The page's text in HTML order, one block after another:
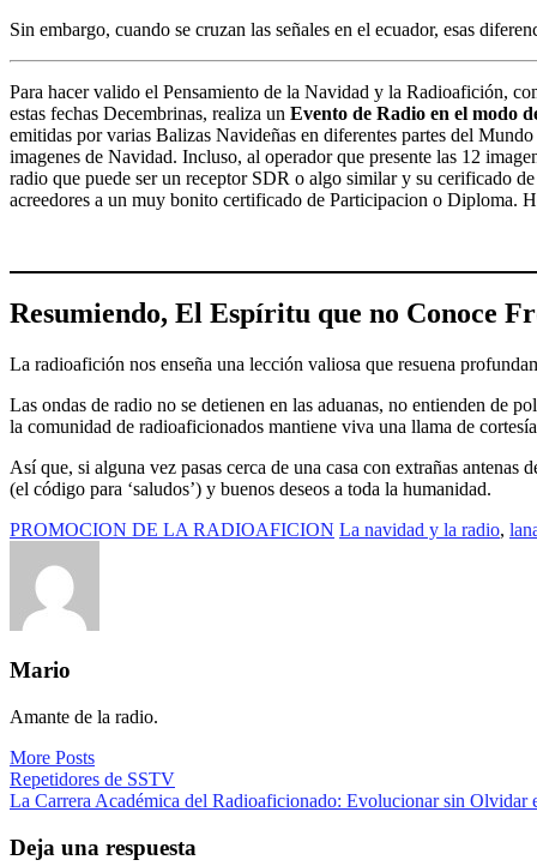
Sin embargo, cuando se cruzan las señales en el ecuador, esas
Para hacer valido el Pensamiento de la Navidad y la Radioafición,
estas fechas Decembrinas, realiza un Evento de Radio en el modo
emitidas por varias Balizas Navideñas en diferentes partes del
imagenes de Navidad. Incluso, al operador que presente las 12
radio que puede ser un receptor SDR o algo similar y su cerificado
acreedores a un muy bonito certificado de Participacion o Diploma.
Resumiendo, El Espíritu que no Conoce
La radioafición nos enseña una lección valiosa que resuena
Las ondas de radio no se detienen en las aduanas, no entienden de
la comunidad de radioaficionados mantiene viva una llama de
Así que, si alguna vez pasas cerca de una casa con extrañas
(el código para ‘saludos’) y buenos deseos a toda la humanidad.
PROMOCION DE LA RADIOAFICION La navidad y la radio,
Mario
Amante de la radio.
More Posts
Navegación
de
entradas
Repetidores de SSTV
La Carrera Académica del Radioaficionado: Evolucionar sin Olvidar
Deja una respuesta